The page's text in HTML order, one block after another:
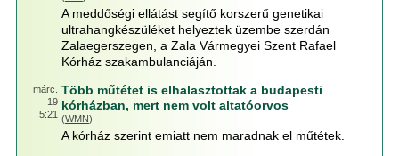
A meddőségi ellátást segítő korszerű genetikai
ultrahangkészüléket helyeztek üzembe szerdán
Zalaegerszegen, a Zala Vármegyei Szent Rafael
Kórház szakambulanciáján.
márc.
19
5:21
Több műtétet is elhalasztottak a budapesti
kórházban, mert nem volt altatóorvos
(WMN)
A kórház szerint emiatt nem maradnak el műtétek.